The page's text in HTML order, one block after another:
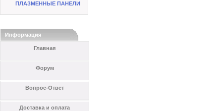
ПЛАЗМЕННЫЕ ПАНЕЛИ
Информация
Главная
Форум
Вопрос-Ответ
Доставка и оплата